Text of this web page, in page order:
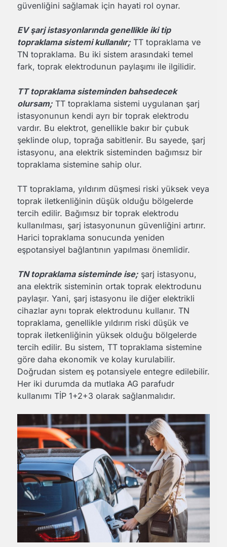
güvenliğini sağlamak için hayati rol oynar.
EV şarj istasyonlarında genellikle iki tip
topraklama sistemi kullanılır; TT topraklama ve
TN topraklama. Bu iki sistem arasındaki temel
fark, toprak elektrodunun paylaşımı ile ilgilidir.
TT topraklama sisteminden bahsedecek
olursam; TT topraklama sistemi uygulanan şarj
istasyonunun kendi ayrı bir toprak elektrodu
vardır. Bu elektrot, genellikle bakır bir çubuk
şeklinde olup, toprağa sabitlenir. Bu sayede, şarj
istasyonu, ana elektrik sisteminden bağımsız bir
topraklama sistemine sahip olur.
TT topraklama, yıldırım düşmesi riski yüksek veya
toprak iletkenliğinin düşük olduğu bölgelerde
tercih edilir. Bağımsız bir toprak elektrodu
kullanılması, şarj istasyonunun güvenliğini artırır.
Harici topraklama sonucunda yeniden
eşpotansiyel bağlantının yapılması önemlidir.
TN topraklama sisteminde ise; şarj istasyonu,
ana elektrik sisteminin ortak toprak elektrodunu
paylaşır. Yani, şarj istasyonu ile diğer elektrikli
cihazlar aynı toprak elektrodunu kullanır. TN
topraklama, genellikle yıldırım riski düşük ve
toprak iletkenliğinin yüksek olduğu bölgelerde
tercih edilir. Bu sistem, TT topraklama sistemine
göre daha ekonomik ve kolay kurulabilir.
Doğrudan sistem eş potansiyele entegre edilebilir.
Her iki durumda da mutlaka AG parafudr
kullanımı TİP 1+2+3 olarak sağlanmalıdır.